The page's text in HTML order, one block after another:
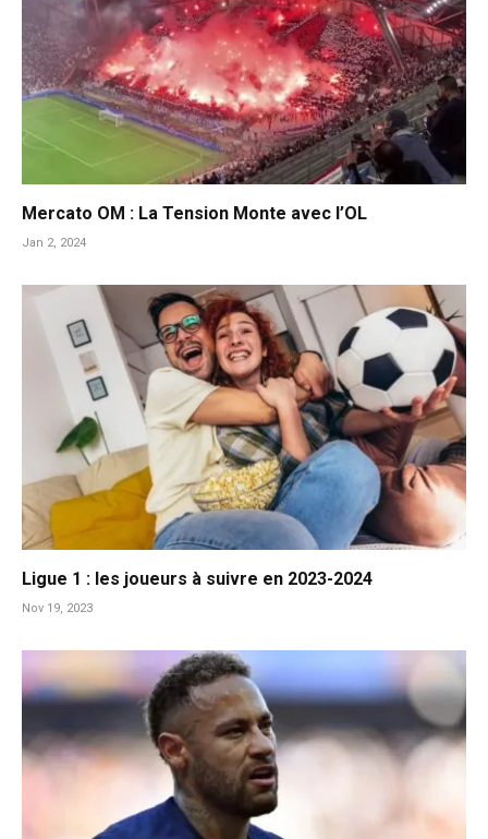
Mercato OM : La Tension Monte avec l’OL
Jan 2, 2024
Ligue 1 : les joueurs à suivre en 2023-2024
Nov 19, 2023